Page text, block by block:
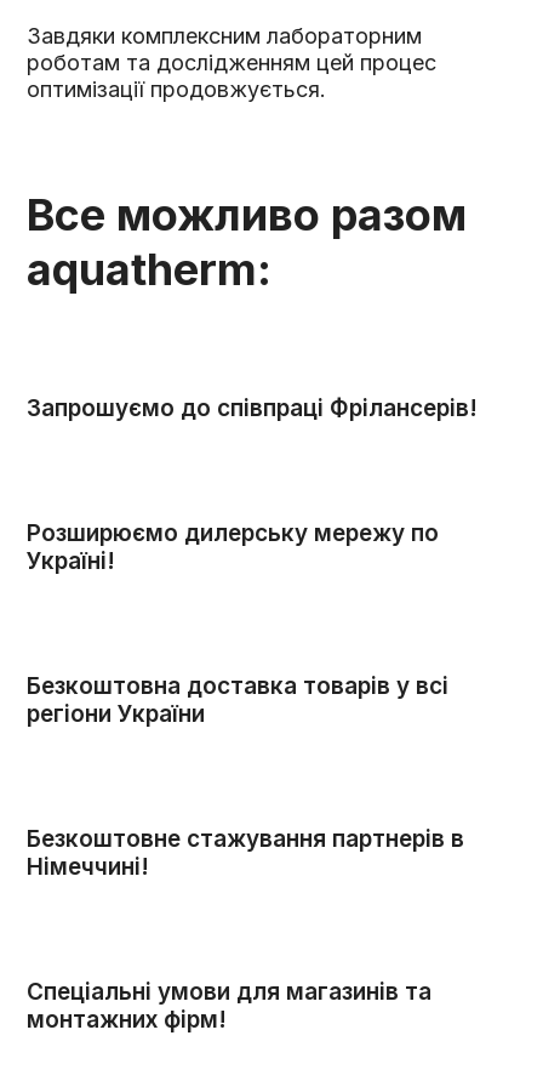
Завдяки комплексним лабораторним
роботам та дослідженням цей процес
оптимізації продовжується.
Все можливо разом
aquatherm:
Запрошуємо до співпраці Фрілансерів!
Розширюємо дилерську мережу по
Україні!
Безкоштовна доставка товарів у всі
регіони України
Безкоштовне стажування партнерів в
Німеччині!
Спеціальні умови для магазинів та
монтажних фірм!